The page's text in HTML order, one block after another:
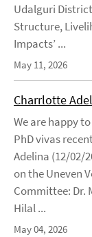
Udalguri
Structure,
Impacts’ ...
May 11, 2026
Charrlotte
We are happy
PhD vivas
Adelina (12/02/
on the Uneven
Committee: Dr.
Hilal ...
May 04, 2026